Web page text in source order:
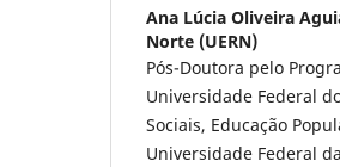
Ana Lúcia Oliveira
Norte (UERN)
Pós-Doutora pelo
Universidade Federal
Sociais, Educação
Universidade Federal